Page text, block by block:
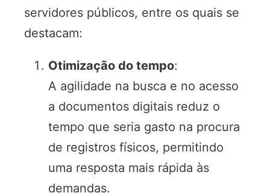
servidores públicos, entre os quais se
destacam:
Otimização do tempo:
A agilidade na busca e no acesso
a documentos digitais reduz o
tempo que seria gasto na procura
de registros físicos, permitindo
uma resposta mais rápida às
demandas.